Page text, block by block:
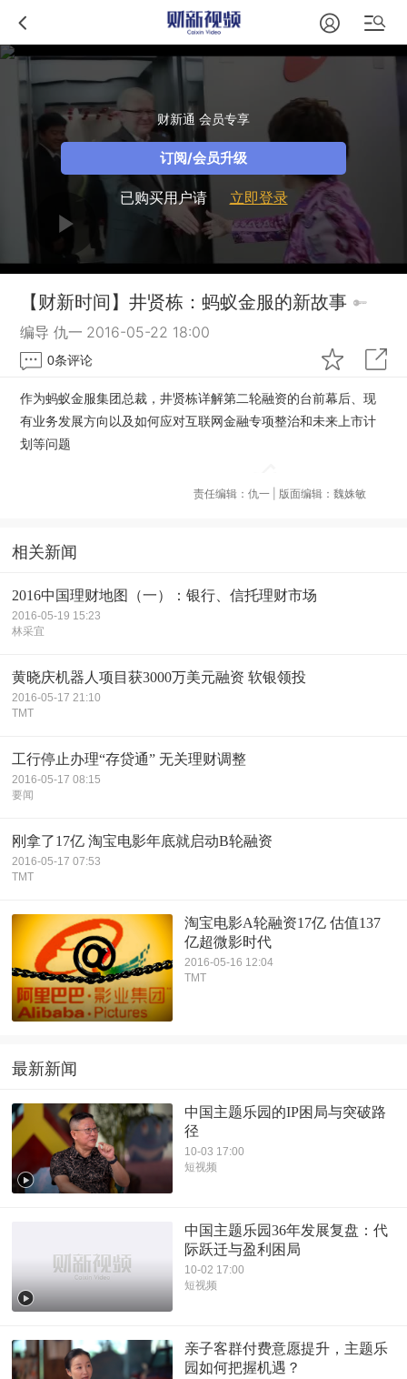
财新通 会员专享
订阅/会员升级
已购买用户请 立即登录
【财新时间】井贤栋：蚂蚁金服的新故事
编导 仇一 2016-05-22 18:00
0条评论
作为蚂蚁金服集团总裁，井贤栋详解第二轮融资的台前幕后、现
有业务发展方向以及如何应对互联网金融专项整治和未来上市计
划等问题
责任编辑：仇一 | 版面编辑：魏姝敏
相关新闻
2016中国理财地图（一）：银行、信托理财市场
2016-05-19 15:23
林采宜
黄晓庆机器人项目获3000万美元融资 软银领投
2016-05-17 21:10
TMT
工行停止办理“存贷通” 无关理财调整
2016-05-17 08:15
要闻
刚拿了17亿 淘宝电影年底就启动B轮融资
2016-05-17 07:53
TMT
淘宝电影A轮融资17亿 估值137
亿超微影时代
2016-05-16 12:04
TMT
最新新闻
中国主题乐园的IP困局与突破路
径
10-03 17:00
短视频
中国主题乐园36年发展复盘：代
际跃迁与盈利困局
10-02 17:00
短视频
亲子客群付费意愿提升，主题乐
园如何把握机遇？